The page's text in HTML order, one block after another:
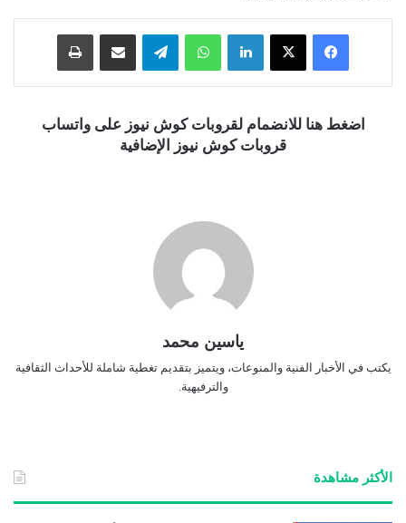
فيسبوك ‫X لينكدإن واتساب تيلقرام
اضغط هنا للانضمام لقروبات كوش نيوز على واتساب
قروبات كوش نيوز الإضافية
ياسين محمد
يكتب في الأخبار الفنية والمنوعات، ويتميز بتقديم تغطية شاملة للأحداث الثقافية
والترفيهية.
الأكثر مشاهدة